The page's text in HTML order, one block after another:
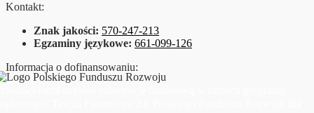
Kontakt:
Znak jakości: 570-247-213
Egzaminy językowe: 661-099-126
Informacja o dofinansowaniu: